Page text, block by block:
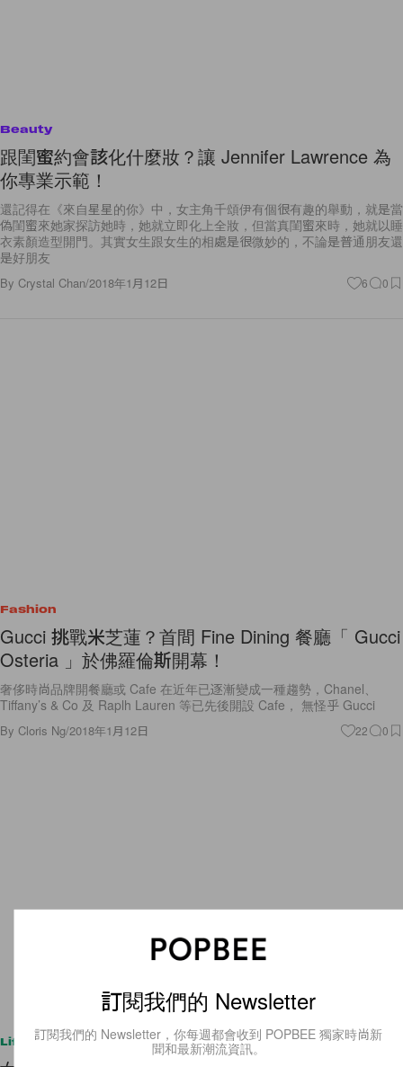
Beauty
跟閨蜜約會該化什麼妝？讓 Jennifer Lawrence 為
你專業示範！
還記得在《來自星星的你》中，女主角千頌伊有個很有趣的舉動，就是當
偽閨蜜來她家探訪她時，她就立即化上全妝，但當真閨蜜來時，她就以睡
衣素顏造型開門。其實女生跟女生的相處是很微妙的，不論是普通朋友還
是好朋友
By Crystal Chan/2018年1月12日 6 0
Fashion
Gucci 挑戰米芝蓮？首間 Fine Dining 餐廳「 Gucci
Osteria 」於佛羅倫斯開幕！
奢侈時尚品牌開餐廳或 Cafe 在近年已逐漸變成一種趨勢，Chanel、
Tiffany’s & Co 及 Raplh Lauren 等已先後開設 Cafe， 無怪乎 Gucci
By Cloris Ng/2018年1月12日 22 0
Lifestyle
訂閱我們的 Newsletter
訂閱我們的 Newsletter，你每週都會收到 POPBEE 獨家時尚新
聞和最新潮流資訊。